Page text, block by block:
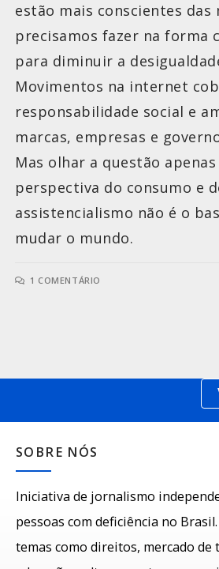
estão mais conscientes das
precisamos fazer na forma
para diminuir a
Movimentos na internet
responsabilidade social e
marcas, empresas e
Mas olhar a questão
perspectiva do consumo e
assistencialismo não é o
mudar o mundo.
1 COMENTÁRIO
SOBRE NÓS
Iniciativa de jornalismo
pessoas com deficiência no
temas como direitos, mercado de